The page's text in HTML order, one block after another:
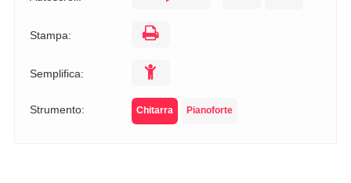
Stampa:
Semplifica:
Strumento: Chitarra Pianoforte